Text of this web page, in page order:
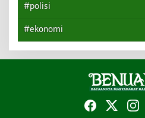
#polisi
#ekonomi